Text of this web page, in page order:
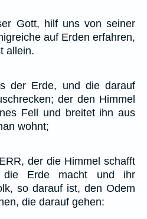
Gott, hilf uns von seiner
auf Erden erfahren,
allein.
der Erde, und die darauf
der den Himmel
Fell und breitet ihn aus
wohnt;
der die Himmel schafft
die Erde macht und ihr
so darauf ist, den Odem
die darauf gehen: